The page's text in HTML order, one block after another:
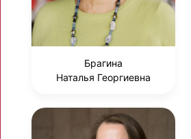
Брагина
Наталья Георгиевна